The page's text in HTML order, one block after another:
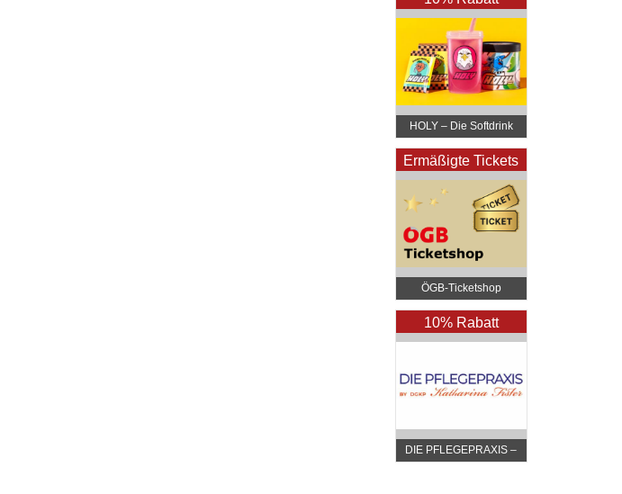
HOLY – Die Softdrink
Revolution
Ermäßigte Tickets
ÖGB-Ticketshop
10% Rabatt
DIE PFLEGEPRAXIS –
by DGKP Katharina